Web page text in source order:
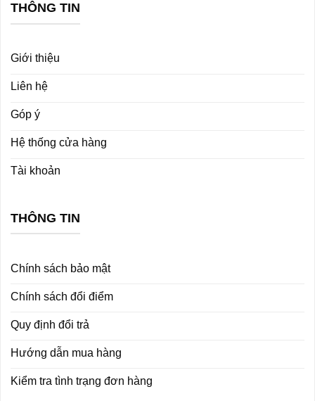
THÔNG TIN
Giới thiệu
Liên hệ
Góp ý
Hệ thống cửa hàng
Tài khoản
THÔNG TIN
Chính sách bảo mật
Chính sách đổi điểm
Quy định đổi trả
Hướng dẫn mua hàng
Kiểm tra tình trạng đơn hàng